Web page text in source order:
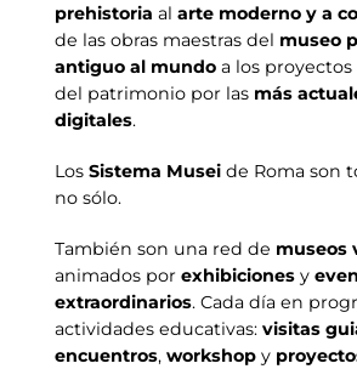
prehistoria al arte moderno y a
de las obras maestras del museo
antiguo al mundo a los
del patrimonio por las más
digitales.
Los Sistema Musei de Roma son
no sólo.
También son una red de museos
animados por exhibiciones y
extraordinarios. Cada día en
actividades educativas: visitas
encuentros, workshop y